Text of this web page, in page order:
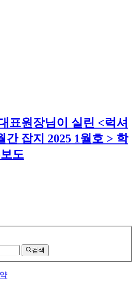
표원장님이 실린 <럭셔
간 잡지 2025 1월호 > 학
도
검색